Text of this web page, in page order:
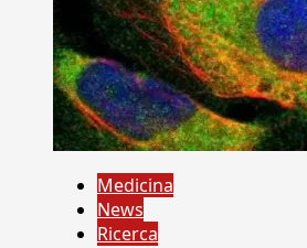
Medicina
News
Ricerca